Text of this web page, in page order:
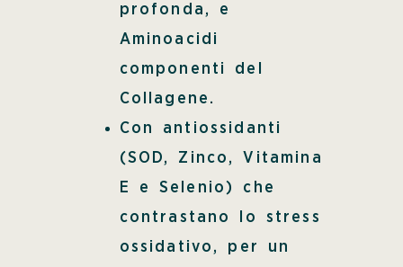
profonda, e
Aminoacidi
componenti del
Collagene.
Con antiossidanti
(SOD, Zinco, Vitamina
E e Selenio) che
contrastano lo stress
ossidativo, per un